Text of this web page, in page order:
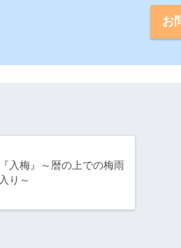
お
『入梅』～暦の上での梅雨
入り～